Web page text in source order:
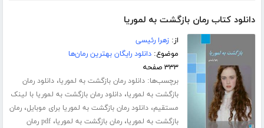
دانلود کتاب رمان بازگشت به لموریا
از:زهرا رئیسی
موضوع:دانلود رایگان بهترین رمان‌ها
۳۳۳ صفحه
برچسب‌ها:دانلود رمان بازگشت به لموریا،دانلود رمان
بازگشت به لموریا،دانلود رمان بازگشت به لموریا با لینک
مستقیم،دانلود رمان بازگشت به لموریا برای موبایل،رمان
بازگشت به لموریا،رمان بازگشت به لموریا،
pdf رمان